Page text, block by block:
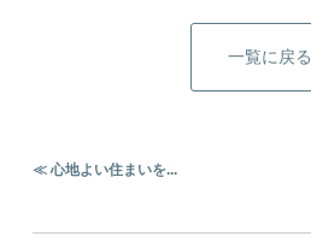
一覧に戻る
≪ 心地よい住まいを...